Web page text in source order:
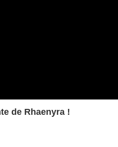
de Rhaenyra !